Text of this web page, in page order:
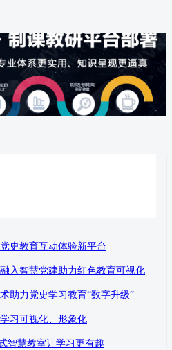
史教育互动体验新平台
入智慧党建助力红色教育可视化
助力党史学习教育“数字升级”
习可视化、形象化
智慧教室让学习更有趣